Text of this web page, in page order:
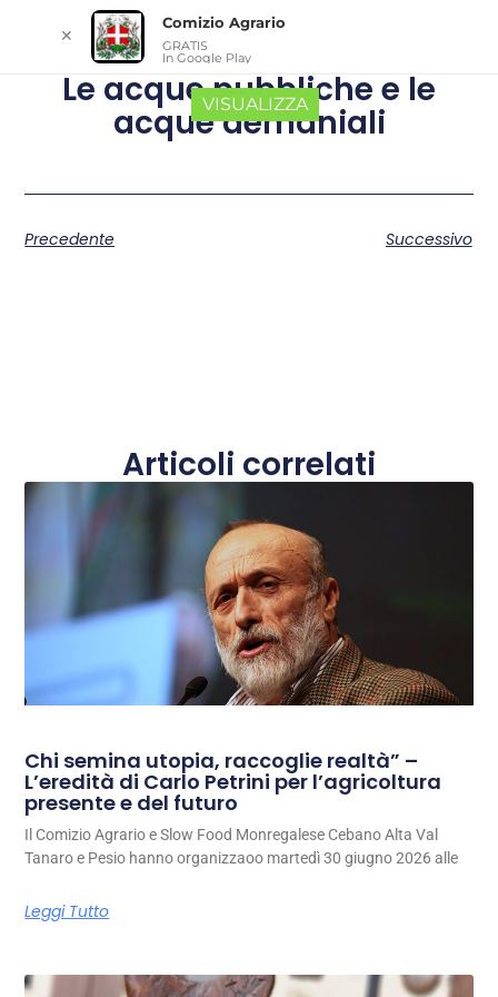
Le acque pubbliche e le
acque demaniali
Precedente Successivo
Articoli correlati
Chi semina utopia, raccoglie realtà” –
L’eredità di Carlo Petrini per l’agricoltura
presente e del futuro
Il Comizio Agrario e Slow Food Monregalese Cebano Alta Val
Tanaro e Pesio hanno organizzaoo martedì 30 giugno 2026 alle
Leggi Tutto
✕
Comizio Agrario
GRATIS
In Google Play
VISUALIZZA